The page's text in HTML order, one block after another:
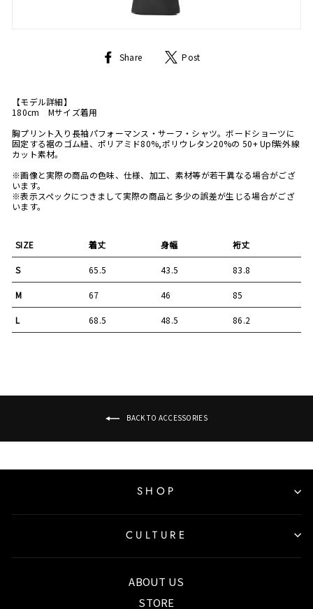
Share
Share Post
【モデル詳細】
180cm Mサイズ着用
胸プリント入り長袖パフォーマンス・サーフ・シャツ。ボードショーツに
固定する裾のゴム紐、ポリアミド80%,ポリウレタン20%の 50+ Upf紫外線
カット素材。
※画像と実際の商品の色味、仕様、加工、素材等が若干異なる場合がござ
います。
※表示スペックにつきまして実際の商品と多少の誤差が生じる場合がござ
います。
SIZE 着丈 身幅 裄丈
S 65.5 43.5 83.8
M 67 46 85
L 68.5 48.5 86.2
BACK TO ACCESSORIES
SHOP
CULTURE
ABOUT US
STORE